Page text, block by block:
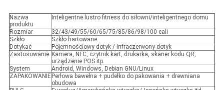
Nazwa
produktu
Inteligentne lustro fitness do siłowni/inteligentnego domu
Rozmiar
32/43/49/55/60/65/75/85/86/98/100 cali
Szkło
Szkło hartowane
Dotykać
Pojemnościowy dotyk / Infraczerwony dotyk
Zastosowanie Kamera, NFC, czytnik kart, drukarka, skaner kodu QR,
urządzenie POS itp.
System
Android, Windows, Debian GNU/Linux
ZAPAKOWANIE Perłowa bawełna + pudełko do pakowania + drewniana
obudowa